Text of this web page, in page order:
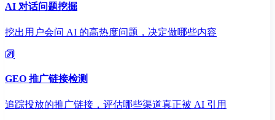
AI 对话问题挖掘
挖出用户会问 AI 的高热度问题，决定做哪些内容
GEO 推广链接检测
追踪投放的推广链接，评估哪些渠道真正被 AI 引用